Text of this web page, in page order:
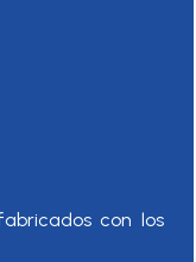
con los